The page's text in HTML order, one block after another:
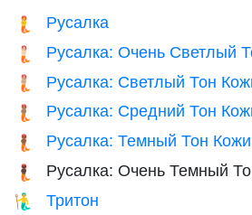
🧜 Русалка
🧜🏻 Русалка: Очень Светлый
🧜🏼 Русалка: Светлый Тон
🧜🏽 Русалка: Средний Тон
🧜🏾 Русалка: Темный Тон Кожи
🧜🏿 Русалка: Очень Темный
🧜‍♂️ Тритон